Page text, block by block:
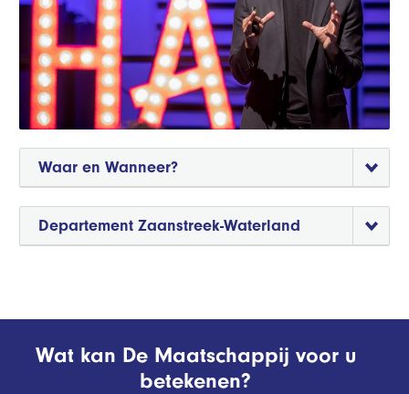
Waar en Wanneer?
Departement Zaanstreek-Waterland
Wat kan De Maatschappij voor u
betekenen?